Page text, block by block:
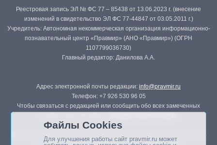
Реестровая запись ЭЛ № ФС 77 – 85438 от 13.06.2023 г. (внесение
изменений в свидетельство ЭЛ ФС 77-44847 от 03.05.2011 г.)
Учредитель: Автономная некоммерческая организация информационно-
познавательный центр «Правмир» (АНО «Правмир») (ОГРН
1107799036730)
Главный редактор: Данилова А.А.
Адрес электронной почты редакции: info@pravmir.ru
Телефон: +7 926 530 96 05
Чтобы связаться с редакцией или сообщить обо всех замеченных
Републикация материалов сайта в печатных изданиях (книгах, прессе)
Файлы Cookies
Для улучшения работы сайт pravmir.ru может